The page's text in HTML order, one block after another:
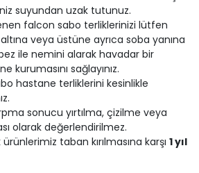
suyundan uzak tutunuz.
falcon sabo terliklerinizi lütfen
veya üstüne ayrıca soba yanına
ile nemini alarak havadar bir
kurumasını sağlayınız.
hastane terliklerini kesinlikle
sonucu yırtılma, çizilme veya
olarak değerlendirilmez.
taban kırılmasına karşı 1 yıl